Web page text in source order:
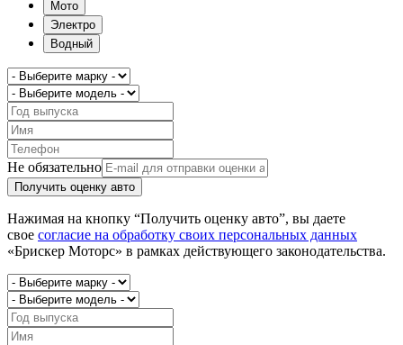
Мото
Электро
Водный
Не обязательно
Получить оценку авто
Нажимая на кнопку “Получить оценку авто”, вы даете
свое согласие на обработку своих персональных данных
«Брискер Моторс» в рамках действующего законодательства.